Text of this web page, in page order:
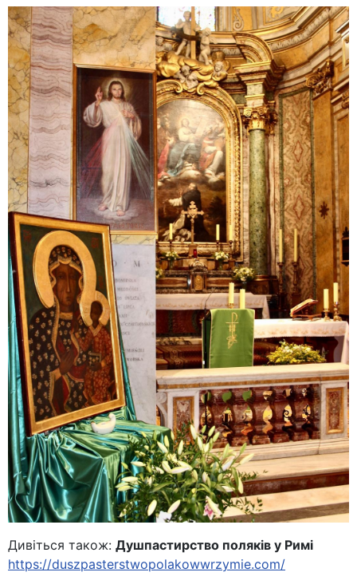
Дивіться також: Душпастирство поляків у Римі
https://duszpasterstwopolakowwrzymie.com/